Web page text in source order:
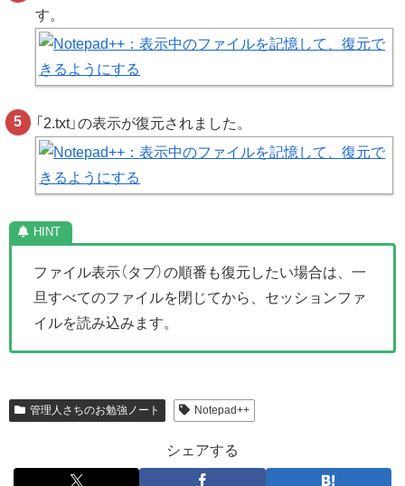
す。
「2.txt」の表示が復元されました。
ファイル表示（タブ）の順番も復元したい場合は、一
旦すべてのファイルを閉じてから、セッションファ
イルを読み込みます。
管理人さちのお勉強ノート Notepad++
シェアする